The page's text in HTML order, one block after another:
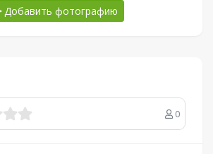
Добавить фотографию
0